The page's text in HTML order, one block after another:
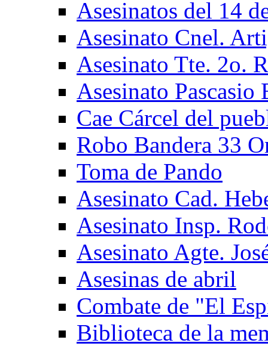
Asesinatos del 14
Asesinato Cnel.
Asesinato Tte. 2o.
Asesinato Pascasio
Cae Cárcel del
Robo Bandera 33
Toma de Pando
Asesinato Cad.
Asesinato Insp.
Asesinato Agte.
Asesinas de abril
Combate de "El
Biblioteca de la